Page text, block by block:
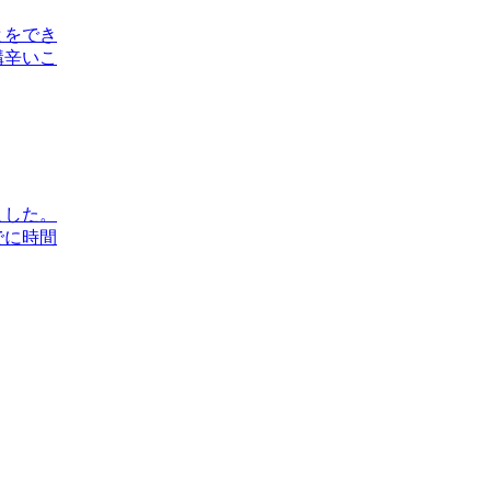
でき
いこ
た。
時間